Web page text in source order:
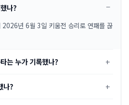
나?
2026년 6월 3일 키움전 승리로 연패를 끊
는 누가 기록했나?
나?